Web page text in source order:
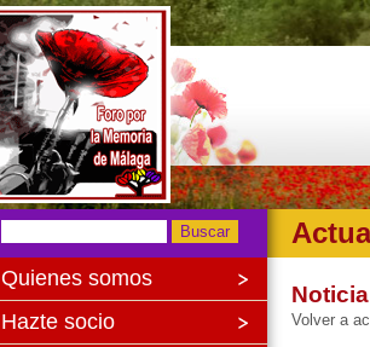
Quienes somos
Hazte socio
Volver a